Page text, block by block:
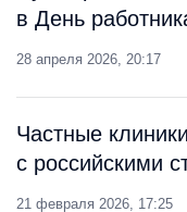
в День
28 апреля 2026, 20:17
Частные
с российскими
21 февраля 2026, 17:25